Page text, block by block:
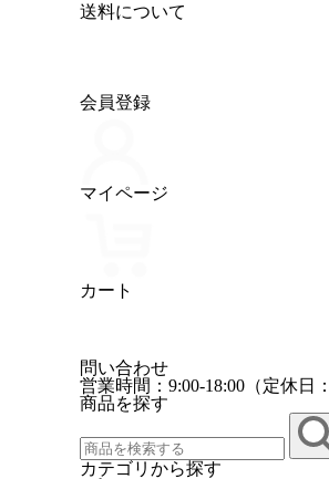
送料について
会員登録
マイページ
カート
問い合わせ
営業時間：9:00-18:00（定休日
商品を探す
カテゴリから探す